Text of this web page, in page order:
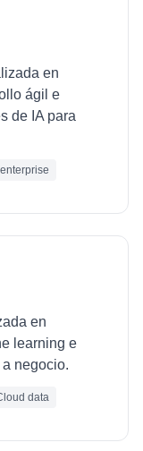
en
ágil e
de IA para
enterprise
en
learning e
negocio.
data